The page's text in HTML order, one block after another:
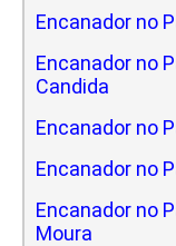
Encanador no
Encanador no
Candida
Encanador no
Encanador no
Encanador no
Moura